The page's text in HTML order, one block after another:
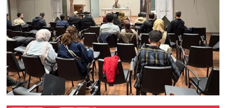
KİM KİMDİR
ÇEK GÖNDER
KİTAP
HEDEF2020